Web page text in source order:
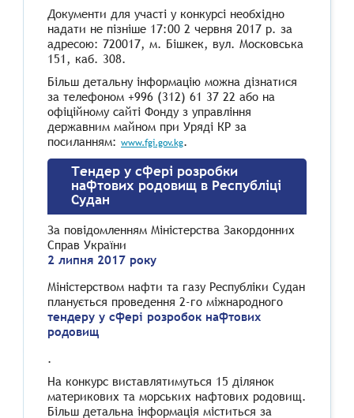
Документи для участі у конкурсі необхідно
надати не пізніше 17:00 2 червня 2017 р. за
адресою: 720017, м. Бішкек, вул. Московська
151, каб. 308.
Більш детальну інформацію можна дізнатися
за телефоном +996 (312) 61 37 22 або на
офіційному сайті Фонду з управління
державним майном при Уряді КР за
посиланням: www.fgi.gov.kg.
Тендер у сфері розробки
нафтових родовищ в Республіці
Судан
За повідомленням Міністерства Закордонних
Справ України
2 липня 2017 року
Міністерством нафти та газу Республіки Судан
планується проведення 2-го міжнародного
тендеру у сфері розробок нафтових
родовищ
.
На конкурс виставлятимуться 15 ділянок
материкових та морських нафтових родовищ.
Більш детальна інформація міститься за